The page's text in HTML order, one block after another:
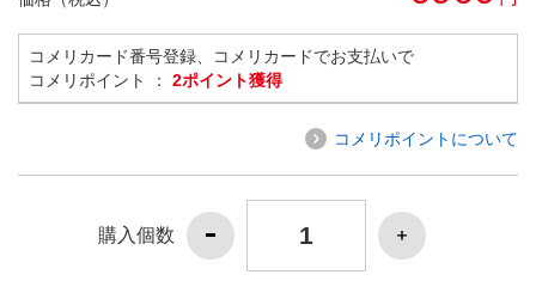
コメリカード番号登録、コメリカードでお支払いで
コメリポイント ： 2ポイント獲得
コメリポイントについて
購入個数